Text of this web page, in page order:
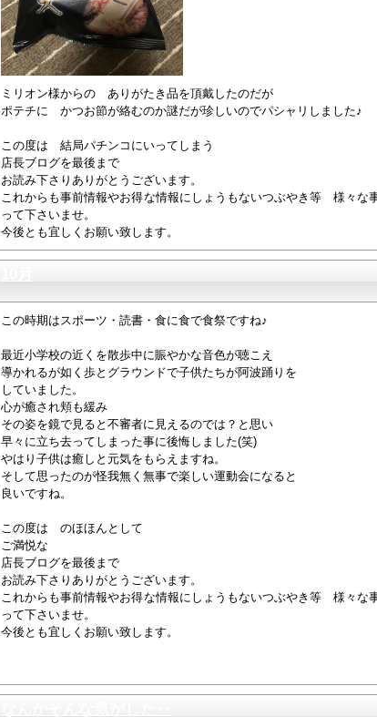
ミリオン様からの ありがたき品を頂戴したのだが
ポテチに かつお節が絡むのか謎だが珍しいのでパシャリしました♪
この度は 結局パチンコにいってしまう
店長ブログを最後まで
お読み下さりありがとうございます。
これからも事前情報やお得な情報にしょうもないつぶやき等 様々な
って下さいませ。
今後とも宜しくお願い致します。
この時期はスポーツ・読書・食に食で食祭ですね♪
最近小学校の近くを散歩中に賑やかな音色が聴こえ
導かれるが如く歩とグラウンドで子供たちが阿波踊りを
していました。
心が癒され頬も緩み
その姿を鏡で見ると不審者に見えるのでは？と思い
早々に立ち去ってしまった事に後悔しました(笑)
やはり子供は癒しと元気をもらえますね。
そして思ったのが怪我無く無事で楽しい運動会になると
良いですね。
この度は のほほんとして
ご満悦な
店長ブログを最後まで
お読み下さりありがとうございます。
これからも事前情報やお得な情報にしょうもないつぶやき等 様々な
って下さいませ。
今後とも宜しくお願い致します。